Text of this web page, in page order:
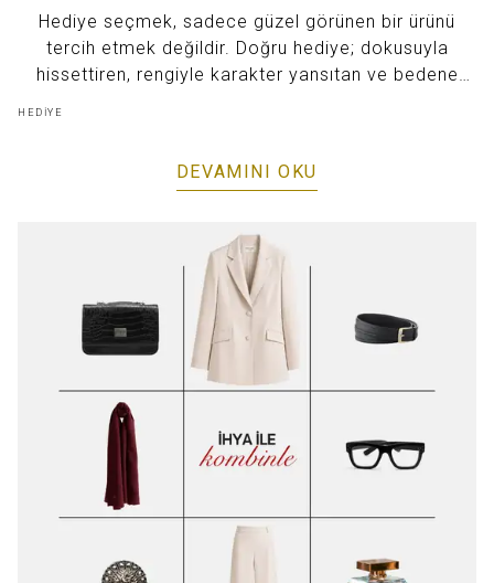
Hediye seçmek, sadece güzel görünen bir ürünü
tercih etmek değildir. Doğru hediye; dokusuyla
hissettiren, rengiyle karakter yansıtan ve bedene
HEDİYE
DEVAMINI OKU